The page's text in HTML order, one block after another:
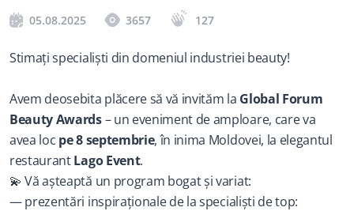
05.08.2025 3657 127
Stimați specialiști din domeniul industriei beauty!
Avem deosebita plăcere să vă invităm la Global Forum
Beauty Awards – un eveniment de amploare, care va
avea loc pe 8 septembrie, în inima Moldovei, la elegantul
restaurant Lago Event.
💫 Vă așteaptă un program bogat și variat:
— prezentări inspiraționale de la specialiști de top: